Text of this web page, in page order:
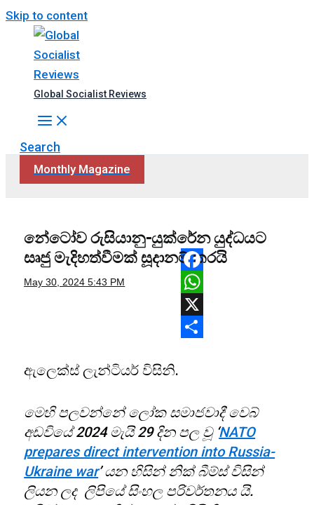
Skip to content
Global Socialist Reviews
Search
Monthly Magazine
නේටෝව රුසියානු-යුක්රේන යුද්ධයට
සෘජු මැදිහත්වීමක් සූදානම් කරයි
May 30, 2024 5:43 PM
Facebook
WhatsApp
X
ඇලෙක්ස් ලැන්ටියර් විසිනි.
මෙහි පලවන්නේ ලෝක සමාජවාදී වෙබ්
අඩවියේ 2024 මැයි 29 දින පල වූ ‘NATO
prepares direct intervention into Russia-
Ukraine war’ යන හිසින් නික් බීම්ස් විසින්
ලියන ලද ලිපියේ සිංහල පරිවර්තනය යි.